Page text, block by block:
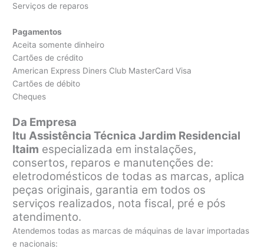
Serviços de reparos
Pagamentos
Aceita somente dinheiro
Cartões de crédito
American Express Diners Club MasterCard Visa
Cartões de débito
Cheques
Da Empresa
Itu Assistência Técnica Jardim Residencial
Itaim especializada em instalações,
consertos, reparos e manutenções de:
eletrodomésticos de todas as marcas, aplica
peças originais, garantia em todos os
serviços realizados, nota fiscal, pré e pós
atendimento.
Atendemos todas as marcas de máquinas de lavar importadas
e nacionais: